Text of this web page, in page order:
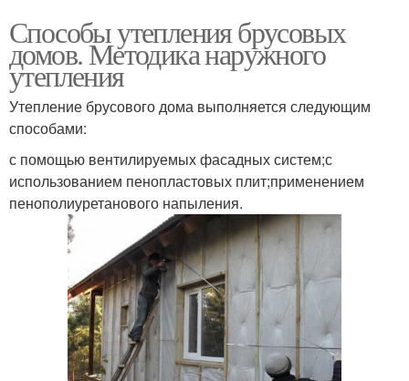
Способы утепления брусовых
домов. Методика наружного
утепления
Утепление брусового дома выполняется следующим
способами:
с помощью вентилируемых фасадных систем;с
использованием пенопластовых плит;применением
пенополиуретанового напыления.